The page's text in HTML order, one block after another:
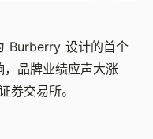
Burberry 设计的首个
品牌业绩应声大涨
券交易所。